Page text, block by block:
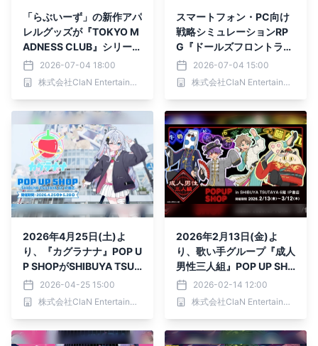
「らぶいーず」の新作アパ
レルグッズが『TOKYO M
ADNESS CLUB』シリーズ
にて販売開始！
2026-07-04 18:00
株式会社ClaN Entertainment
スマートフォン・PC向け
戦略シミュレーションRP
G『ドールズフロントライ
ン2：エクシリウム』のP
OP UP SHOPがSHIBUYA
TSUTAYA 6階 IP書店で開
2026-07-04 15:00
株式会社ClaN Entertainment
2026年4月25日(土)よ
り、『カグラナナ』POP U
P SHOPがSHIBUYA TSUT
AYA 6階 IP書店で開催決
定！！
2026-04-25 15:00
株式会社ClaN Entertainment
2026年2月13日(金)よ
り、歌い手グループ『成人
男性三人組』POP UP SHO
PがSHIBUYA TSUTAYA 6
階 IP書店で開催決定！！
2026-02-14 12:00
株式会社ClaN Entertainment